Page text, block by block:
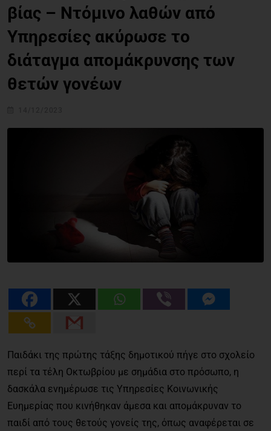
βίας – Ντόμινο λαθών από
Υπηρεσίες ακύρωσε το
διάταγμα απομάκρυνσης των
θετών γονέων
Παιδάκι της πρώτης τάξης δημοτικού πήγε στο σχολείο
περί τα τέλη Οκτωβρίου με σημάδια στο πρόσωπο, η
δασκάλα ενημέρωσε τις Υπηρεσίες Κοινωνικής
Ευημερίας που κινήθηκαν άμεσα και απομάκρυναν το
παιδί από τους θετούς γονείς της, όπως αναφέρεται σε